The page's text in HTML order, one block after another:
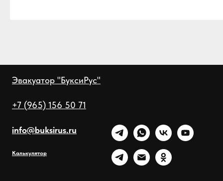
Эвакуатор "БуксиРус"
+7 (965) 156 50 71
info@buksirus.ru
Калькулятор